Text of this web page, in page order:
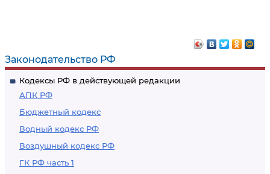
Законодательство РФ
Кодексы РФ в действующей редакции
АПК РФ
Бюджетный кодекс
Водный кодекс РФ
Воздушный кодекс РФ
ГК РФ часть 1